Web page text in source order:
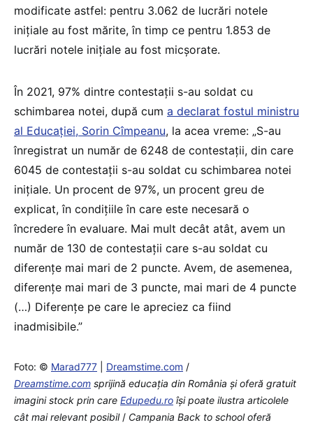
modificate astfel: pentru 3.062 de lucrări notele
inițiale au fost mărite, în timp ce pentru 1.853 de
lucrări notele inițiale au fost micșorate.
În 2021, 97% dintre contestații s-au soldat cu
schimbarea notei, după cum a declarat fostul ministru
al Educației, Sorin Cîmpeanu, la acea vreme: „S-au
înregistrat un număr de 6248 de contestații, din care
6045 de contestații s-au soldat cu schimbarea notei
inițiale. Un procent de 97%, un procent greu de
explicat, în condițiile în care este necesară o
încredere în evaluare. Mai mult decât atât, avem un
număr de 130 de contestații care s-au soldat cu
diferențe mai mari de 2 puncte. Avem, de asemenea,
diferențe mai mari de 3 puncte, mai mari de 4 puncte
(…) Diferențe pe care le apreciez ca fiind
inadmisibile.”
Foto: © Marad777 Dreamstime.com /
Dreamstime.com sprijină educaţia din România şi oferă gratuit
imagini stock prin care Edupedu.ro îşi poate ilustra articolele
cât mai relevant posibil/ Campania Back to school oferă